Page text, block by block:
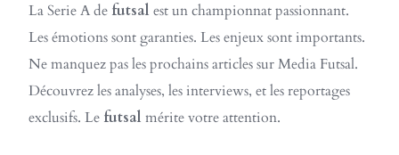
La Serie A de futsal est un championnat passionnant.
Les émotions sont garanties. Les enjeux sont importants.
Ne manquez pas les prochains articles sur Media Futsal.
Découvrez les analyses, les interviews, et les reportages
exclusifs. Le futsal mérite votre attention.